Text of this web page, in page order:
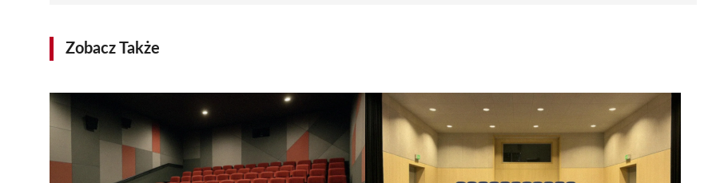
Zobacz Także